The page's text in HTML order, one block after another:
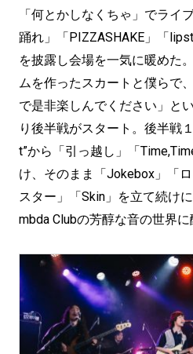
「何とかしなくちゃ」でライ
踊れ」「PIZZASHAKE」「
を披露し会場を一気に暖めた
ムを作ったスカートと僕らで
で是非楽しんでください」と
り後半戦がスタート。後半戦
t”から「引っ越し」「
け、そのまま「Jokebox」「
スター」「Skin」を立て続け
mbda Clubの芳醇な音の世界に